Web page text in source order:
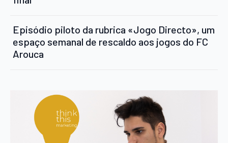
Episódio piloto da rubrica «Jogo Directo», um
espaço semanal de rescaldo aos jogos do FC
Arouca